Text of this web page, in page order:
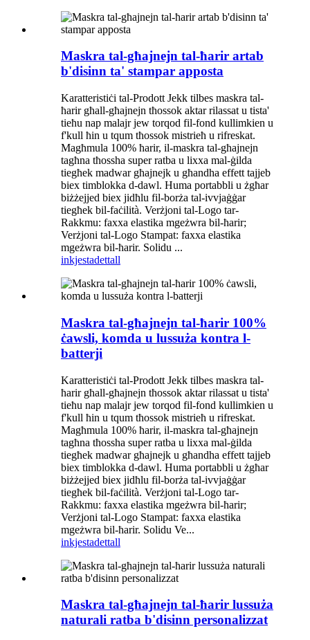
Maskra tal-għajnejn tal-ħarir artab
b'disinn ta' stampar apposta
Karatteristiċi tal-Prodott Jekk tilbes maskra tal-
ħarir għall-għajnejn tħossok aktar rilassat u tista'
tieħu nap malajr jew torqod fil-fond kullimkien u
f'kull ħin u tqum tħossok mistrieħ u rifreskat.
Magħmula 100% ħarir, il-maskra tal-għajnejn
tagħna tħossha super ratba u lixxa mal-ġilda
tiegħek madwar għajnejk u għandha effett tajjeb
biex timblokka d-dawl. Huma portabbli u żgħar
biżżejjed biex jidħlu fil-borża tal-ivvjaġġar
tiegħek bil-faċilità. Verżjoni tal-Logo tar-
Rakkmu: faxxa elastika mgeżwra bil-ħarir;
Verżjoni tal-Logo Stampat: faxxa elastika
mgeżwra bil-ħarir. Solidu ...
inkjestadettall
Maskra tal-għajnejn tal-ħarir 100%
ċawsli, komda u lussuża kontra l-
batterji
Karatteristiċi tal-Prodott Jekk tilbes maskra tal-
ħarir għall-għajnejn tħossok aktar rilassat u tista'
tieħu nap malajr jew torqod fil-fond kullimkien u
f'kull ħin u tqum tħossok mistrieħ u rifreskat.
Magħmula 100% ħarir, il-maskra tal-għajnejn
tagħna tħossha super ratba u lixxa mal-ġilda
tiegħek madwar għajnejk u għandha effett tajjeb
biex timblokka d-dawl. Huma portabbli u żgħar
biżżejjed biex jidħlu fil-borża tal-ivvjaġġar
tiegħek bil-faċilità. Verżjoni tal-Logo tar-
Rakkmu: faxxa elastika mgeżwra bil-ħarir;
Verżjoni tal-Logo Stampat: faxxa elastika
mgeżwra bil-ħarir. Solidu Ve...
inkjestadettall
Maskra tal-għajnejn tal-ħarir lussuża
naturali ratba b'disinn personalizzat